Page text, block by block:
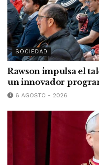
SOCIEDAD
Rawson impulsa el
un innovador
6 AGOSTO - 2026